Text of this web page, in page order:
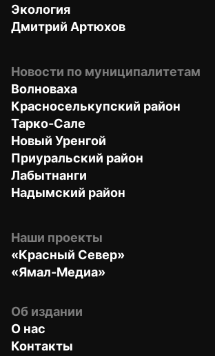
Экология
Дмитрий Артюхов
Новости по муниципалитетам
Волноваха
Красноселькупский район
Тарко-Сале
Новый Уренгой
Приуральский район
Лабытнанги
Надымский район
Наши проекты
«Красный Север»
«Ямал-Медиа»
Об издании
О нас
Контакты